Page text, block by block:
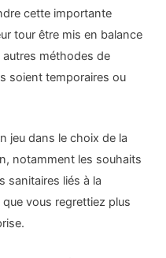
cette importante
tour être mis en balance
méthodes de
soient temporaires ou
jeu dans le choix de la
notamment les souhaits
sanitaires liés à la
vous regrettiez plus